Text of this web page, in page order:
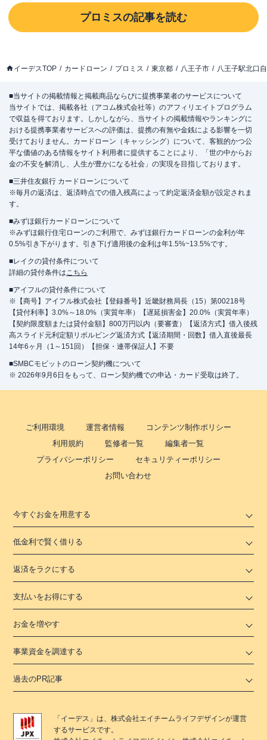
プロミスの記事を読む
イーデスTOP カードローン プロミス 東京都 八王子市 八王子駅北口
■当サイトの掲載情報と掲載商品ならびに提携事業者のサービスについて
当サイトでは、掲載各社（アコム株式会社等）のアフィリエイトプログラム
で収益を得ております。しかしながら、当サイトの掲載情報やランキングに
おける提携事業者サービスへの評価は、提携の有無や金銭による影響を一切
受けておりません。カードローン（キャッシング）について、客観的かつ公
平な価値のある情報をサイト利用者に提供することにより、「世の中からお
金の不安を解消し、人生が豊かになる社会」の実現を目指しております。
■三井住友銀行 カードローンについて
※毎月の返済は、返済時点での借入残高によって約定返済金額が設定されま
す。
■みずほ銀行カードローンについて
※みずほ銀行住宅ローンのご利用で、みずほ銀行カードローンの金利が年
0.5%引き下がります。引き下げ適用後の金利は年1.5%~13.5%です。
■レイクの貸付条件について
詳細の貸付条件はこちら
■アイフルの貸付条件について
※【商号】アイフル株式会社【登録番号】近畿財務局長（15）第00218号
【貸付利率】3.0%～18.0%（実質年率）【遅延損害金】20.0%（実質年率）
【契約限度額または貸付金額】800万円以内（要審査）【返済方式】借入後残
高スライド元利定額リボルビング返済方式【返済期間・回数】借入直後最長
14年6ヶ月（1～151回）【担保・連帯保証人】不要
■SMBCモビットのローン契約機について
※ 2026年9月6日をもって、ローン契約機での申込・カード受取は終了。
ご利用環境 運営者情報
コンテンツ制作ポリシー
利用規約
監修者一覧
編集者一覧
プライバシーポリシー
セキュリティーポリシー
お問い合わせ
今すぐお金を用意する
低金利で賢く借りる
返済をラクにする
支払いをお得にする
お金を増やす
事業資金を調達する
過去のPR記事
「 イーデス 」は、株式会社エイチームライフデザインが運営
するサービスです。